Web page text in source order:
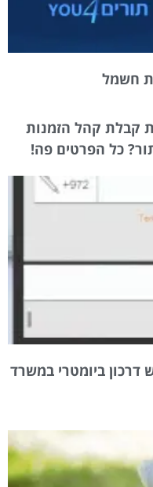
חשמל
קבלת קהל הזמנות
תור? כל הפרטים פה!
דרכון ביומטרי במשרד